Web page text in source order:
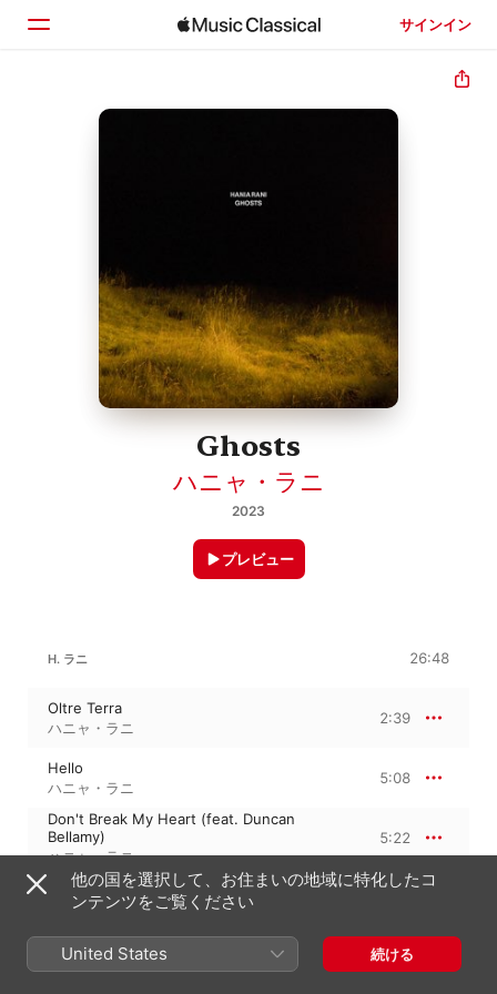
サインイン
ホーム
Ghosts
ハニャ・ラニ
2023
プレビュー
H. ラニ 26:48
Oltre Terra
ハニャ・ラニ
2:39
Hello
ハニャ・ラニ
5:08
Don't Break My Heart (feat. Duncan
Bellamy)
ハニャ・ラニ
5:22
24.03
ハニャ・ラニ
Dancing with Ghosts
Patrick Watson、ハニャ・ラニ
4:59
他の国を選択して、お住まいの地域に特化したコ
ンテンツをご覧ください
United States 続ける